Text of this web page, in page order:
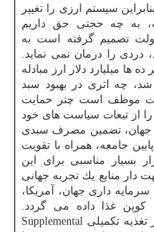
سیستم ارزی را تغییر
به چه حجتی حق داریم
تصمیم گرفته است به
دردی را درمان نمی نماید.
میلیارد دلار ارز مبادله
چه اثری در بهبود سبد
موظف است چتر حمایت
از تبعات سیاست های خود
و جهان، تضمین مصرف سبدی
جامعه، همراه با تقویت
بسیار مناسبی برای این
منابع یك تجربه جهانی
داری جهان، آمریكا،
كوپن غذا داده می گردد.
مشمولان این برنامه (برنامه پشتیبانی از تغذیه تكمیلی Supplemental